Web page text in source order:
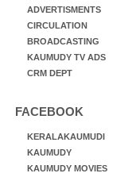
ADVERTISMENTS
CIRCULATION
BROADCASTING
KAUMUDY TV ADS
CRM DEPT
FACEBOOK
KERALAKAUMUDI
KAUMUDY
KAUMUDY MOVIES